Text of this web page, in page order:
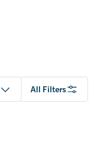
All Filters